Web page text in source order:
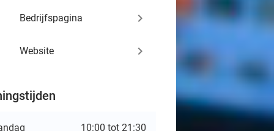
Bedrijfspagina keyboard_arrow_right
Website keyboard_arrow_right
10:00 tot 21:30